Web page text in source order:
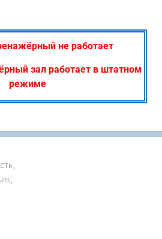
не работает
зал работает в штатном
режиме